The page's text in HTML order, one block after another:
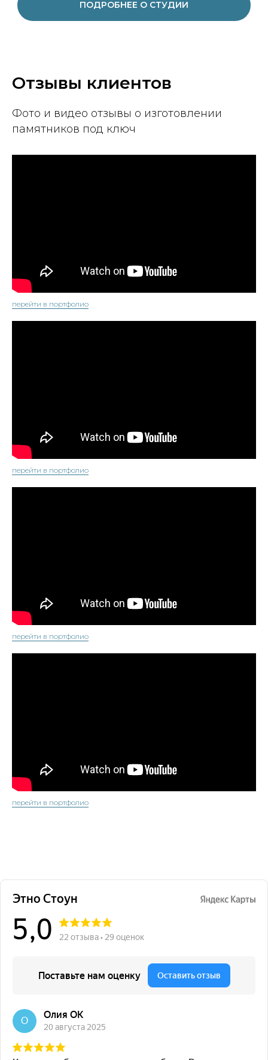
ПОДРОБНЕЕ О СТУДИИ
Отзывы клиентов
Фото и видео отзывы о изготовлении
памятников под ключ
перейти в портфолио
перейти в портфолио
перейти в портфолио
перейти в портфолио